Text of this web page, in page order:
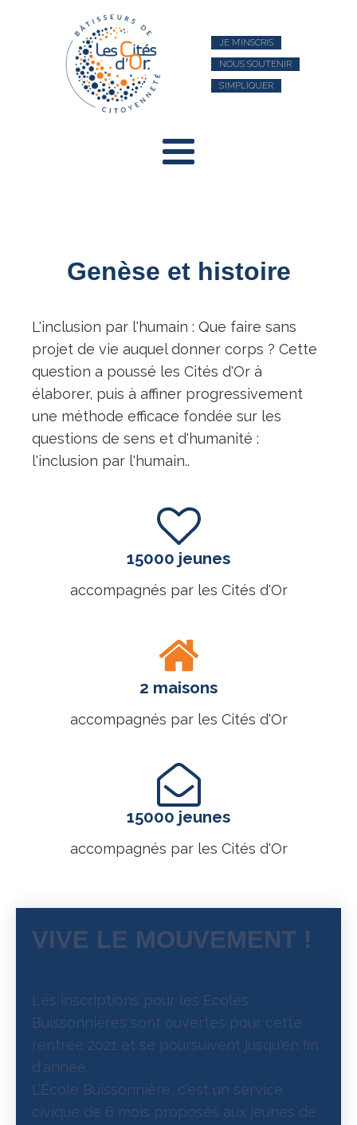
JE M’INSCRIS
NOUS SOUTENIR
S’IMPLIQUER
Genèse et histoire
L'inclusion par l'humain : Que faire sans
projet de vie auquel donner corps ? Cette
question a poussé les Cités d'Or à
élaborer, puis à affiner progressivement
une méthode efficace fondée sur les
questions de sens et d'humanité :
l'inclusion par l'humain..
15000 jeunes
accompagnés par les Cités d'Or
2 maisons
accompagnés par les Cités d'Or
15000 jeunes
accompagnés par les Cités d'Or
VIVE LE MOUVEMENT !
Les inscriptions pour les Écoles
Buissonnières sont ouvertes pour cette
rentrée 2021 et se poursuivent jusqu'en fin
d'année.
L’École Buissonnière, c'est un service
civique de 6 mois proposés aux jeunes de